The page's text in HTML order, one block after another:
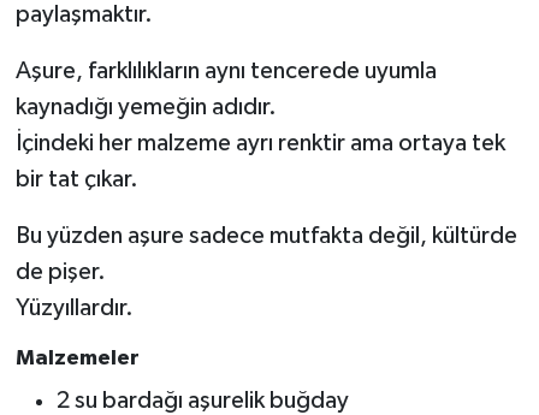
paylaşmaktır.
Aşure, farklılıkların aynı tencerede uyumla
kaynadığı yemeğin adıdır.
İçindeki her malzeme ayrı renktir ama ortaya tek
bir tat çıkar.
Bu yüzden aşure sadece mutfakta değil, kültürde
de pişer.
Yüzyıllardır.
Malzemeler
2 su bardağı aşurelik buğday